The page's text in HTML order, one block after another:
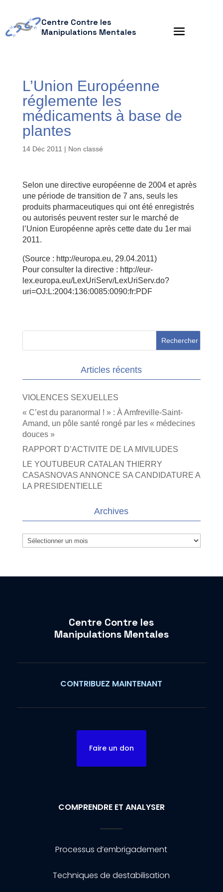
Centre Contre les
Manipulations Mentales
L’Union Européenne
réglemente les
médicaments à base de
plantes
14 Déc 2011 | Non classé
Selon une directive européenne de 2004 et après
une période de transition de 7 ans, seuls les
produits pharmaceutiques qui ont été enregistrés
ou autorisés peuvent rester sur le marché de
l’Union Européenne après cette date du 1er mai
2011.
(Source : http://europa.eu, 29.04.2011)
Pour consulter la directive : http://eur-
lex.europa.eu/LexUriServ/LexUriServ.do?
uri=OJ:L:2004:136:0085:0090:fr:PDF
Articles récents
VIOLENCES SEXUELLES
« C’est du paranormal ! » : À Amfreville-Saint-
Amand, un pôle santé rongé par les « médecines
douces »
RAPPORT D’ACTIVITE DE LA MIVILUDES
LE YOUTUBEUR CATALAN THIERRY
CASASNOVAS ANNONCE SA CANDIDATURE A
LA PRESIDENTIELLE
Archives
Archives
Centre Contre les
Manipulations Mentales
CONTRIBUEZ MAINTENANT
Faire un don
COMPRENDRE ET ANALYSER
Processus d’embrigadement
Techniques de destabilisation